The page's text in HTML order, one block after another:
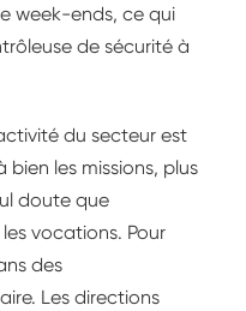
week-ends, ce qui
de sécurité à
du secteur est
bien les missions, plus
doute que
vocations. Pour
des
Les directions